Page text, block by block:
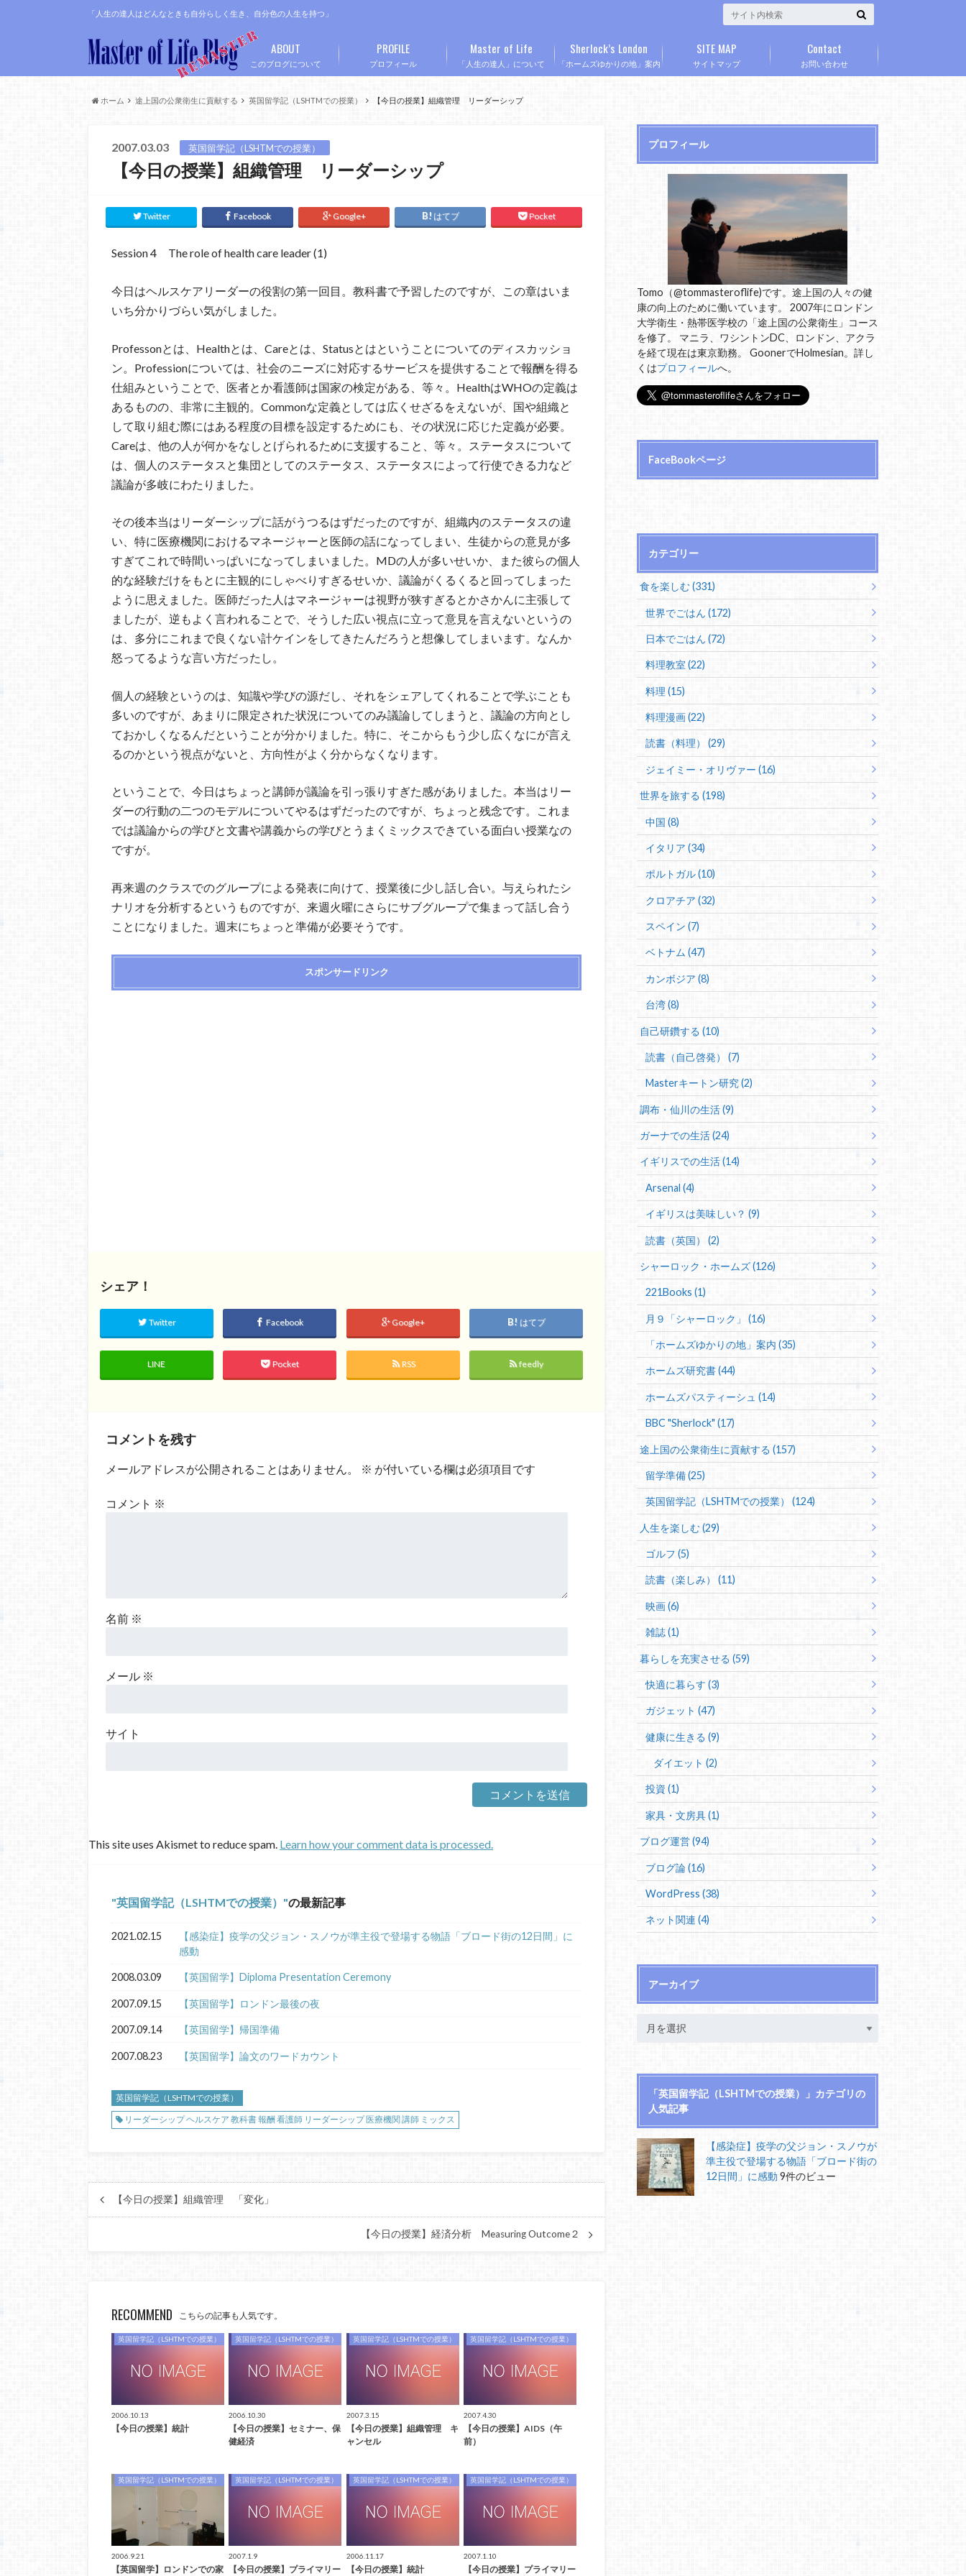
「人生の達人はどんなときも自分らしく生き、自分色の人生を持つ」
このブログについて
ABOUT
プロフィール
PROFILE
「人生の達人」について
Master of Life
「ホームズゆかりの地」案内
Sherlock’s London
サイトマップ
SITE MAP
お問い合わせ
Contact
ホーム 途上国の公衆衛生に貢献する 英国留学記（LSHTMでの授業） 【今日の授業】組織管理 リーダーシップ
2007.03.03 英国留学記（LSHTMでの授業）
【今日の授業】組織管理 リーダーシップ
Twitter Facebook Google+ はてブ Pocket
Session 4 The role of health care leader (1)
今日はヘルスケアリーダーの役割の第一回目。教科書で予習したのですが、この章はいま
いち分かりづらい気がしました。
Professonとは、Healthとは、Careとは、Statusとはということについてのディスカッショ
ン。Professionについては、社会のニーズに対応するサービスを提供することで報酬を得る
仕組みということで、医者とか看護師は国家の検定がある、等々。HealthはWHOの定義は
あるものの、非常に主観的。Commonな定義としては広くせざるをえないが、国や組織と
して取り組む際にはある程度の目標を設定するためにも、その状況に応じた定義が必要。
Careは、他の人が何かをなしとげられるために支援すること、等々。ステータスについて
は、個人のステータスと集団としてのステータス、ステータスによって行使できる力など
議論が多岐にわたりました。
その後本当はリーダーシップに話がうつるはずだったのですが、組織内のステータスの違
い、特に医療機関におけるマネージャーと医師の話になってしまい、生徒からの意見が多
すぎてこれで時間いっぱいになってしまいました。MDの人が多いせいか、また彼らの個人
的な経験だけをもとに主観的にしゃべりすぎるせいか、議論がくるくると回ってしまった
ように思えました。医師だった人はマネージャーは視野が狭すぎるとかさかんに主張して
ましたが、逆もよく言われることで、そうした広い視点に立って意見を言えないというの
は、多分にこれまで良くない計ケインをしてきたんだろうと想像してしまいます。なんか
怒ってるような言い方だったし。
個人の経験というのは、知識や学びの源だし、それをシェアしてくれることで学ぶことも
多いのですが、あまりに限定された状況についてのみ議論してしまうと、議論の方向とし
ておかしくなるんだということが分かりました。特に、そこからもう少し広くなにが言え
るのかという視点がないと、方向性がよく分からなくなります。
ということで、今日はちょっと講師が議論を引っ張りすぎた感がありました。本当はリー
ダーの行動の二つのモデルについてやるはずだったのですが、ちょっと残念です。これま
では議論からの学びと文書や講義からの学びとうまくミックスできている面白い授業なの
ですが。
再来週のクラスでのグループによる発表に向けて、授業後に少し話し合い。与えられたシ
ナリオを分析するというものですが、来週火曜にさらにサブグループで集まって話し合う
ことになりました。週末にちょっと準備が必要そうです。
スポンサードリンク
シェア！
Twitter Facebook Google+ はてブ
LINE Pocket RSS feedly
コメントを残す
メールアドレスが公開されることはありません。 ※ が付いている欄は必須項目です
コメント ※
名前 ※
メール ※
サイト
This site uses Akismet to reduce spam. Learn how your comment data is processed.
英国留学記（LSHTMでの授業） の最新記事
2021.02.15
【感染症】疫学の父ジョン・スノウが準主役で登場する物語「ブロード街の12日間」に
感動
2008.03.09 【英国留学】Diploma Presentation Ceremony
2007.09.15 【英国留学】ロンドン最後の夜
2007.09.14 【英国留学】帰国準備
2007.08.23 【英国留学】論文のワードカウント
英国留学記（LSHTMでの授業）
リーダーシップ ヘルスケア 教科書 報酬 看護師 リーダーシップ 医療機関 講師 ミックス
【今日の授業】組織管理 「変化」
【今日の授業】経済分析 Measuring Outcome２
RECOMMEND こちらの記事も人気です。
英国留学記（LSHTMでの授業）
2006.10.13
【今日の授業】統計
英国留学記（LSHTMでの授業）
2006.10.30
【今日の授業】セミナー、保
健経済
英国留学記（LSHTMでの授業）
2007.3.15
【今日の授業】組織管理 キ
ャンセル
英国留学記（LSHTMでの授業）
2007.4.30
【今日の授業】AIDS（午
前）
英国留学記（LSHTMでの授業）
2006.9.21
【英国留学】ロンドンでの家
英国留学記（LSHTMでの授業）
2007.1.9
【今日の授業】プライマリー
英国留学記（LSHTMでの授業）
2006.11.17
【今日の授業】統計
英国留学記（LSHTMでの授業）
2007.1.10
【今日の授業】プライマリー
プロフィール
Tomo（@tommasteroflife)です。途上国の人々の健
康の向上のために働いています。 2007年にロンドン
大学衛生・熱帯医学校の「途上国の公衆衛生」コース
を修了。 マニラ、ワシントンDC、ロンドン、アクラ
を経て現在は東京勤務。 GoonerでHolmesian。詳し
くはプロフィールへ。
FaceBookページ
カテゴリー
食を楽しむ (331)
世界でごはん (172)
日本でごはん (72)
料理教室 (22)
料理 (15)
料理漫画 (22)
読書（料理） (29)
ジェイミー・オリヴァー (16)
世界を旅する (198)
中国 (8)
イタリア (34)
ポルトガル (10)
クロアチア (32)
スペイン (7)
ベトナム (47)
カンボジア (8)
台湾 (8)
自己研鑽する (10)
読書（自己啓発） (7)
Masterキートン研究 (2)
調布・仙川の生活 (9)
ガーナでの生活 (24)
イギリスでの生活 (14)
Arsenal (4)
イギリスは美味しい？ (9)
読書（英国） (2)
シャーロック・ホームズ (126)
221Books (1)
月９「シャーロック」 (16)
「ホームズゆかりの地」案内 (35)
ホームズ研究書 (44)
ホームズパスティーシュ (14)
BBC "Sherlock" (17)
途上国の公衆衛生に貢献する (157)
留学準備 (25)
英国留学記（LSHTMでの授業） (124)
人生を楽しむ (29)
ゴルフ (5)
読書（楽しみ） (11)
映画 (6)
雑誌 (1)
暮らしを充実させる (59)
快適に暮らす (3)
ガジェット (47)
健康に生きる (9)
ダイエット (2)
投資 (1)
家具・文房具 (1)
ブログ運営 (94)
ブログ論 (16)
WordPress (38)
ネット関連 (4)
アーカイブ
「英国留学記（LSHTMでの授業）」カテゴリの
人気記事
【感染症】疫学の父ジョン・スノウが
準主役で登場する物語「ブロード街の
12日間」に感動 9件のビュー